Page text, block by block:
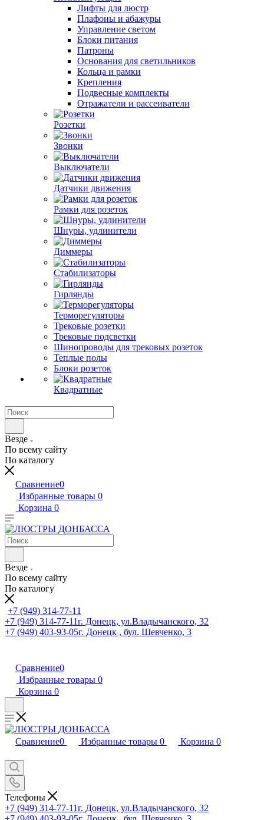
Лифты для люстр
Плафоны и абажуры
Управление светом
Блоки питания
Патроны
Основания для светильников
Кольца и рамки
Крепления
Подвесные комплекты
Отражатели и рассеиватели
Розетки
Звонки
Выключатели
Датчики движения
Рамки для розеток
Шнуры, удлинители
Диммеры
Стабилизаторы
Гирлянды
Терморегуляторы
Трековые розетки
Трековые подсветки
Шинопроводы для трековых розеток
Теплые полы
Блоки розеток
Квадратные
Везде
По всему сайту
По каталогу
Сравнение0
Избранные товары 0
Корзина 0
Везде
По всему сайту
По каталогу
+7 (949) 314-77-11
+7 (949) 314-77-11г. Донецк, ул.Владычанского, 32
+7 (949) 403-93-05г. Донецк , бул. Шевченко, 3
Сравнение0
Избранные товары 0
Корзина 0
Сравнение0 Избранные товары 0 Корзина 0
Телефоны
+7 (949) 314-77-11г. Донецк, ул.Владычанского, 32